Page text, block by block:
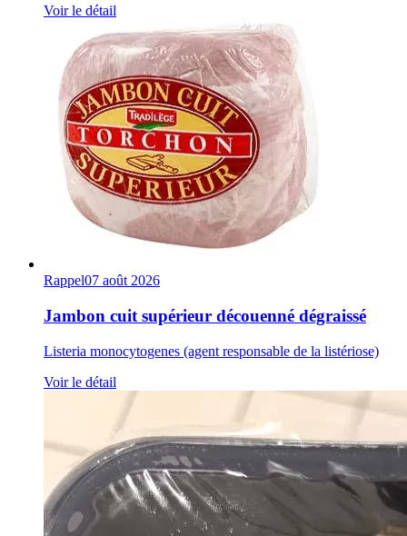
Voir le détail
Rappel07 août 2026
Jambon cuit supérieur découenné dégraissé
Listeria monocytogenes (agent responsable de la listériose)
Voir le détail